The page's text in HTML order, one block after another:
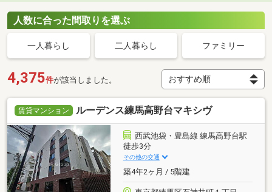
人数に合った間取りを選ぶ
一人暮らし 二人暮らし ファミリー
4,375件が該当しました。
賃貸マンション ルーデンス練馬高野台マキシヴ
西武池袋・豊島線 練馬高野台駅
徒歩3分
その他の交通
築4年2ヶ月 / 5階建